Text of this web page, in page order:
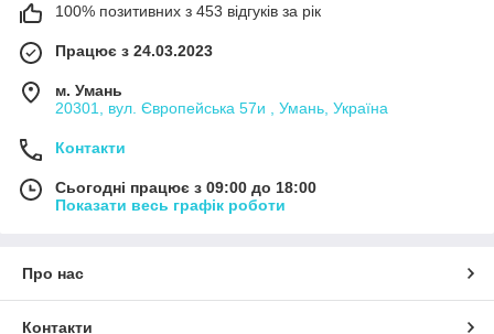
100% позитивних з 453 відгуків за рік
Працює з 24.03.2023
м. Умань
20301, вул. Європейська 57и , Умань, Україна
Контакти
Сьогодні працює з 09:00 до 18:00
Показати весь графік роботи
Про нас
Контакти